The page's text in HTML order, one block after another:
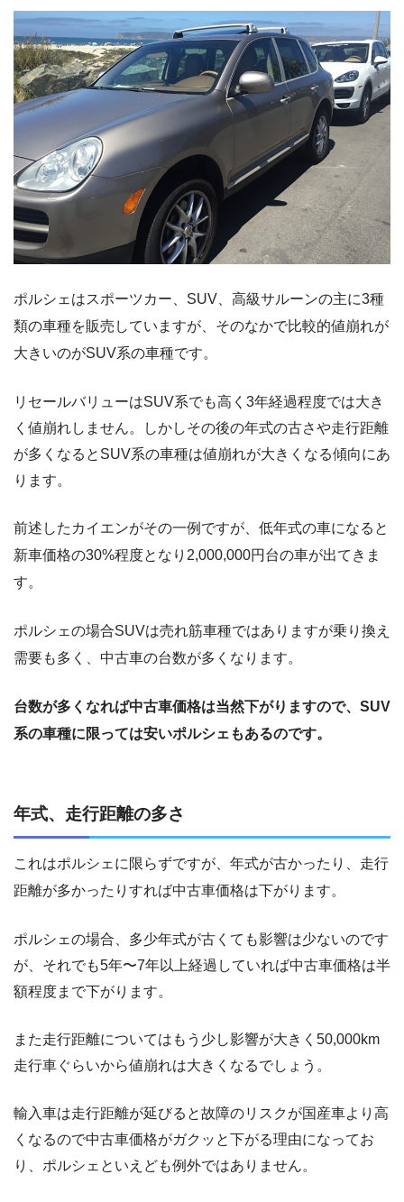
ポルシェはスポーツカー、SUV、高級サルーンの主に3種
類の車種を販売していますが、そのなかで比較的値崩れが
大きいのがSUV系の車種です。
リセールバリューはSUV系でも高く3年経過程度では大き
く値崩れしません。しかしその後の年式の古さや走行距離
が多くなるとSUV系の車種は値崩れが大きくなる傾向にあ
ります。
前述したカイエンがその一例ですが、低年式の車になると
新車価格の30%程度となり2,000,000円台の車が出てきま
す。
ポルシェの場合SUVは売れ筋車種ではありますが乗り換え
需要も多く、中古車の台数が多くなります。
台数が多くなれば中古車価格は当然下がりますので、SUV
系の車種に限っては安いポルシェもあるのです。
年式、走行距離の多さ
これはポルシェに限らずですが、年式が古かったり、走行
距離が多かったりすれば中古車価格は下がります。
ポルシェの場合、多少年式が古くても影響は少ないのです
が、それでも5年〜7年以上経過していれば中古車価格は半
額程度まで下がります。
また走行距離についてはもう少し影響が大きく50,000km
走行車ぐらいから値崩れは大きくなるでしょう。
輸入車は走行距離が延びると故障のリスクが国産車より高
くなるので中古車価格がガクッと下がる理由になってお
り、ポルシェといえども例外ではありません。